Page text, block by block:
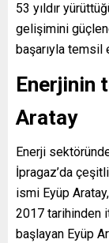
53 yıldır
gelişimini
başarıyla temsil
Enerjinin
Aratay
Enerji
İpragaz’da
ismi Eyüp
2017 tarihinden
başlayan Eyüp